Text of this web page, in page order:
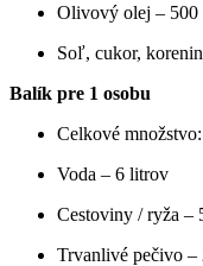
Olivový olej – 500
Soľ, cukor,
Balík pre 1 osobu
Celkové
Voda – 6 litrov
Cestoviny / ryža –
Trvanlivé pečivo –